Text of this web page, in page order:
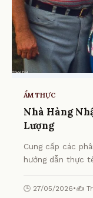
ẨM THỰC
Nhà Hàng
Lượng
Cung cấp các
hướng dẫn thực
🕒 27/05/2026•✍️